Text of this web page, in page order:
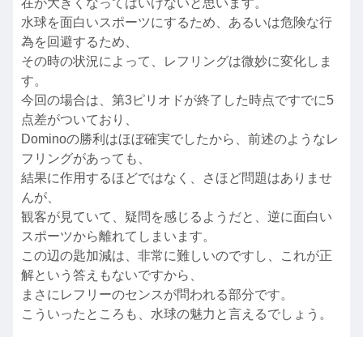
水球を面白いスポーツにするため、あるいは危険な行
為を回避するため、
その時の状況によって、レフリングは微妙に変化しま
す。
今回の場合は、第3ピリオドが終了した時点ですでに5
点差がついており、
Dominoの勝利はほぼ確実でしたから、前述のようなレ
フリングがあっても、
結果に作用するほどではなく、さほど問題はありませ
んが、
観客が見ていて、疑問を感じるようだと、逆に面白い
スポーツから離れてしまいます。
この辺の匙加減は、非常に難しいのですし、これが正
解という答えもないですから、
まさにレフリーのセンスが問われる部分です。
こういったところも、水球の魅力と言えるでしょう。